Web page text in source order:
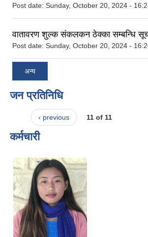
Post date: Sunday, October 20, 2024 -
वातावरण शुल्क संकलकन ठेक्का सम्बन्धि
Post date: Sunday, October 20, 2024 -
अन्य
जन प्रतिनिधि
‹ previous 11 of 11
कर्मचारी